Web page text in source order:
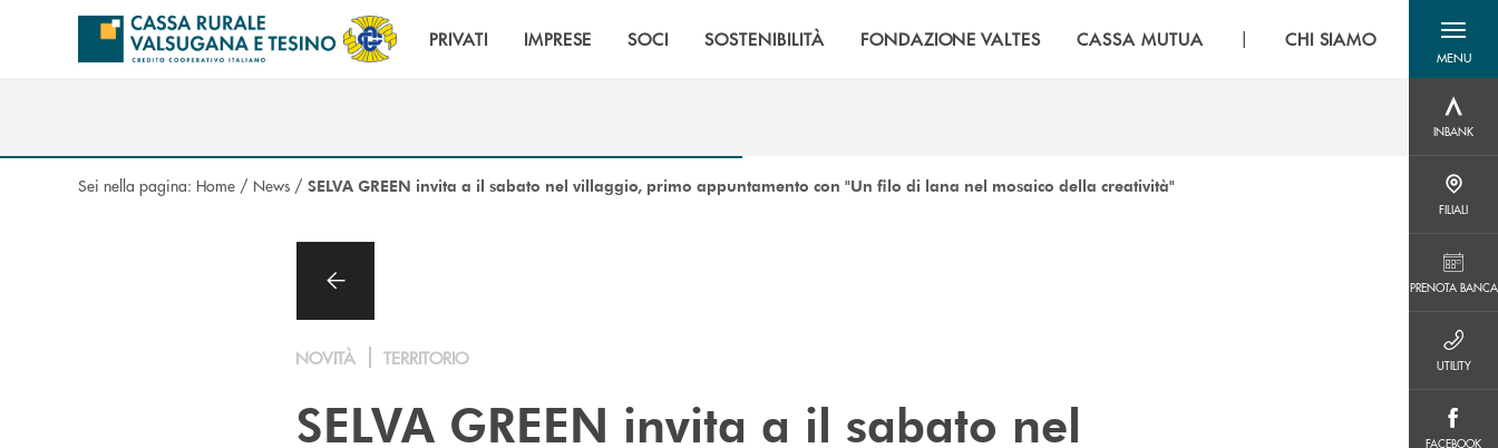
Salta al contenuto principale
PRIVATI IMPRESE SOCI SOSTENIBILITÀ FONDAZIONE VALTES CASSA MUTUA | CHI SIAMO
MENU
menu
INBANK
FILIALI
PRENOTA BANCA
UTILITY
FACEBOOK
Sei nella pagina: Home / News / SELVA GREEN invita a il sabato nel villaggio, primo appuntamento con "Un filo di lana nel mosaico della creatività"
NOVITÀ TERRITORIO
SELVA GREEN invita a il sabato nel